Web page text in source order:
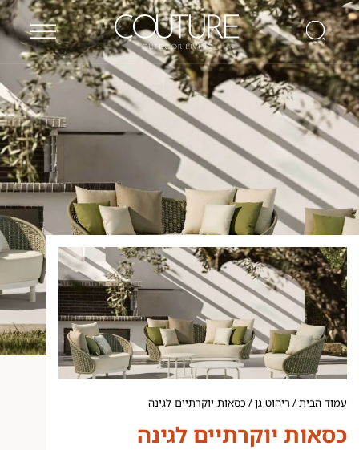
עמוד הבית/ ריהוט גן/ כסאות יוקרתיים לגינה
כסאות יוקרתיים לגינה